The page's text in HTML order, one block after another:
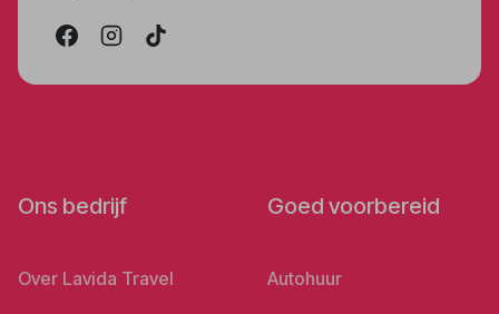
Ons bedrijf
Over Lavida Travel
Goed voorbereid
Autohuur